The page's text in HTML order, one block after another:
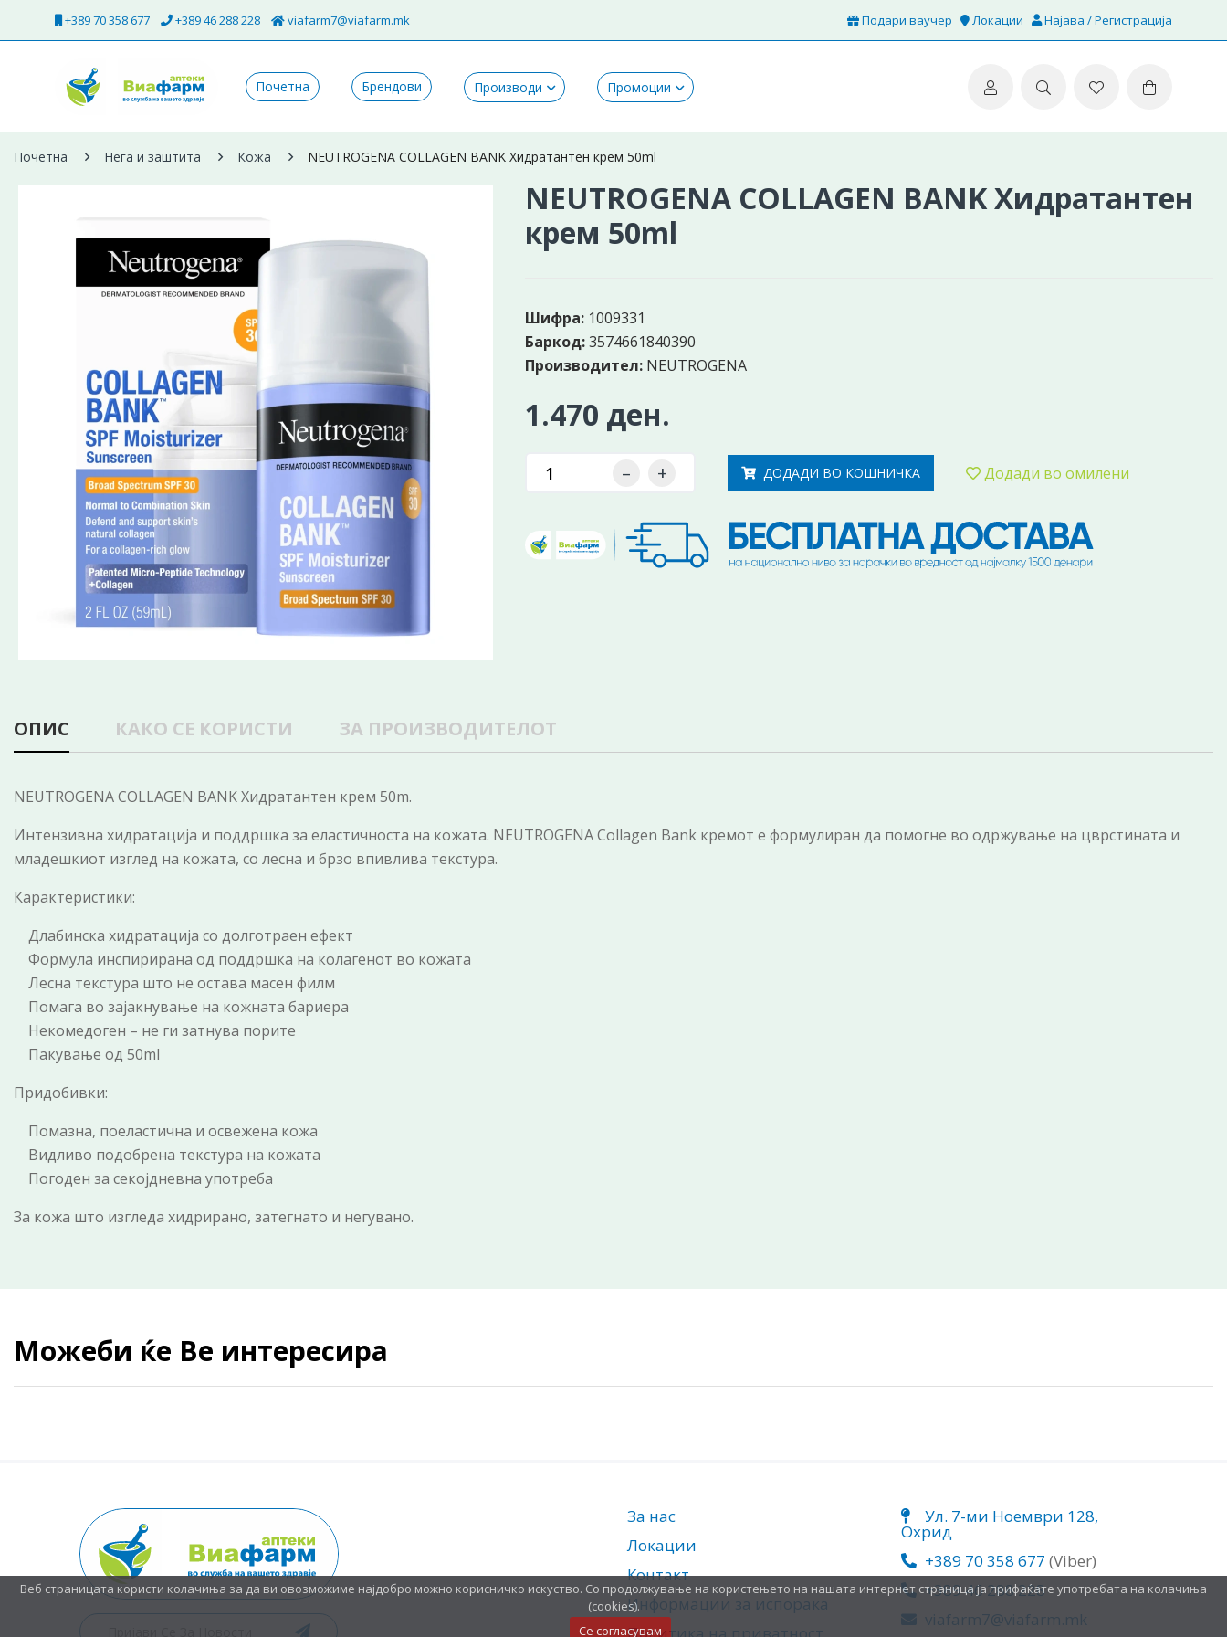
+389 70 358 677 +389 46 288 228 viafarm7@viafarm.mk Подари ваучер Локации Најава / Регистрација
Почетна Брендови Производи Промоции
Почетна Нега и заштита Кожа NEUTROGENA COLLAGEN BANK Хидратантен крем 50ml
NEUTROGENA COLLAGEN BANK Хидратантен
крем 50ml
Шифра: 1009331
Баркод:3574661840390
Производител: NEUTROGENA
1.470 ден.
– + ДОДАДИ ВО КОШНИЧКА Додади во омилени
ОПИС КАКО СЕ КОРИСТИ ЗА ПРОИЗВОДИТЕЛОТ
NEUTROGENA COLLAGEN BANK Хидратантен крем 50m.
Интензивна хидратација и поддршка за еластичноста на кожата. NEUTROGENA Collagen Bank кремот е формулиран да помогне во одржување на цврстината и
младешкиот изглед на кожата, со лесна и брзо впивлива текстура.
Карактеристики:
Длабинска хидратација со долготраен ефект
Формула инспирирана од поддршка на колагенот во кожата
Лесна текстура што не остава масен филм
Помага во зајакнување на кожната бариера
Некомедоген – не ги затнува порите
Пакување од 50ml
Придобивки:
Помазна, поеластична и освежена кожа
Видливо подобрена текстура на кожата
Погоден за секојдневна употреба
За кожа што изгледа хидрирано, затегнато и негувано.
Можеби ќе Ве интересира
Веб страницата користи колачиња за да ви овозможиме најдобро можно корисничко искуство. Со продолжување на користењето на нашата интернет страница ја прифаќате употребата на колачиња
(cookies).
Се согласувам
За нас
Локации
Контакт
Информации за испорака
Ул. 7-ми Ноември 128,
Охрид
+389 70 358 677 (Viber)
+389 46 288 228
viafarm7@viafarm.mk